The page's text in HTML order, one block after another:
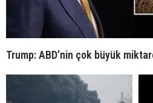
Trump: ABD’nin çok büyük